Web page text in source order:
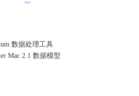
︾
数据处理工具
Mac 2.1 数据模型